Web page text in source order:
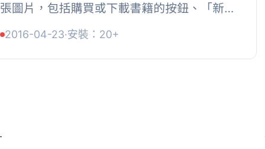
張圖片，包括購買或下載書籍的按鈕、「新增
有時這些圖片需要重置。可能的原...
2016-04-23·安裝：20+